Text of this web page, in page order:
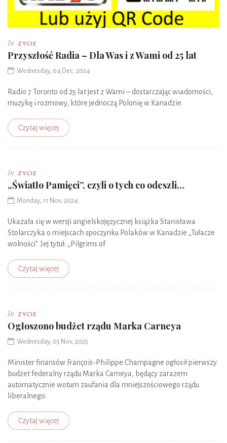
In ZYCIE
Przyszłość Radia – Dla Was i z Wami od 25 lat
Wednesday, 04 Dec, 2024
Radio 7 Toronto od 25 lat jest z Wami – dostarczając wiadomości,
muzykę i rozmowy, które jednoczą Polonię w Kanadzie.
Czytaj więcej
In ZYCIE
„Światło Pamięci”, czyli o tych co odeszli…
Monday, 11 Nov, 2024
Ukazała się w wersji angielskojęzycznej książka Stanisława
Stolarczyka o miejscach spoczynku Polaków w Kanadzie „Tułacze
wolności”. Jej tytuł: „Pilgrims of
Czytaj więcej
In ZYCIE
Ogłoszono budżet rządu Marka Carneya
Wednesday, 05 Nov, 2025
Minister finansów François-Philippe Champagne ogłosił pierwszy
budżet federalny rządu Marka Carneya, będący zarazem
automatycznie wotum zaufania dla mniejszościowego rządu
liberalnego.
Czytaj więcej